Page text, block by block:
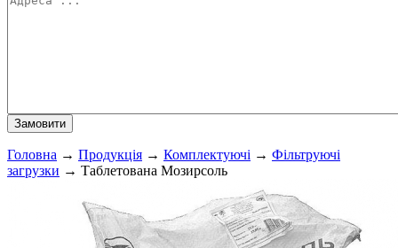
Головна → Продукція → Комплектуючі → Фільтруючі
загрузки → Таблетована Мозирсоль